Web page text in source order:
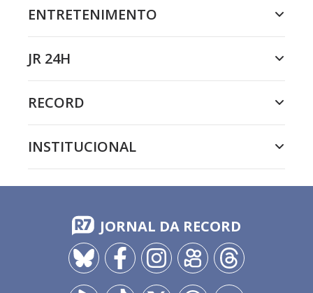
ENTRETENIMENTO
JR 24H
RECORD
INSTITUCIONAL
JORNAL DA RECORD